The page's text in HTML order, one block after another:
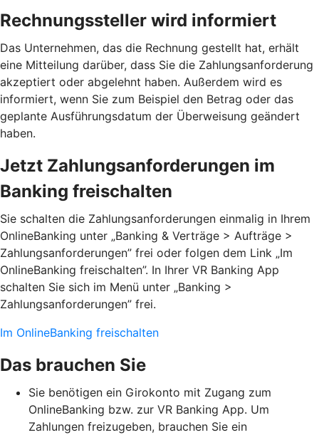
Rechnungssteller wird informiert
Das Unternehmen, das die Rechnung gestellt hat, erhält
eine Mitteilung darüber, dass Sie die Zahlungsanforderung
akzeptiert oder abgelehnt haben. Außerdem wird es
informiert, wenn Sie zum Beispiel den Betrag oder das
geplante Ausführungsdatum der Überweisung geändert
haben.
Jetzt Zahlungsanforderungen im
Banking freischalten
Sie schalten die Zahlungsanforderungen einmalig in Ihrem
OnlineBanking unter „Banking & Verträge > Aufträge >
Zahlungsanforderungen”­ frei oder folgen dem Link „Im
OnlineBanking freischalten”. In Ihrer VR Banking App
schalten Sie sich im Menü unter „Banking >
Zahlungsanforderungen” frei.
Im OnlineBanking freischalten
Das brauchen Sie
Sie benötigen ein Girokonto mit Zugang zum
OnlineBanking bzw. zur VR Banking App. Um
Zahlungen freizugeben, brauchen Sie ein